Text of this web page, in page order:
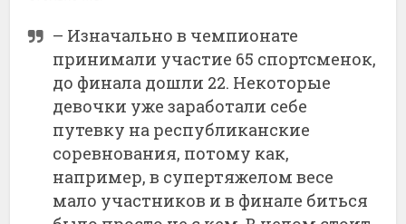
– Изначально в чемпионате
принимали участие 65 спортсменок,
до финала дошли 22. Некоторые
девочки уже заработали себе
путевку на республиканские
соревнования, потому как,
например, в супертяжелом весе
мало участников и в финале биться